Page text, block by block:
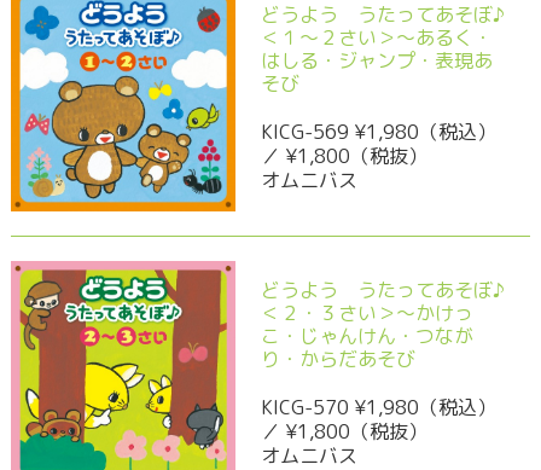
どうよう うたってあそぼ♪
＜１～２さい＞～あるく・
はしる・ジャンプ・表現あ
そび
KICG-569 ¥1,980（税込）
／ ¥1,800（税抜）
オムニバス
どうよう うたってあそぼ♪
＜２・３さい＞～かけっ
こ・じゃんけん・つなが
り・からだあそび
KICG-570 ¥1,980（税込）
／ ¥1,800（税抜）
オムニバス